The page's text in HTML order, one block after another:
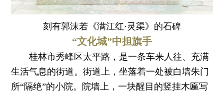
刻有郭沫若《满江红·灵渠》的石碑
“文化城”中担旗手
桂林市秀峰区太平路，是一条车来人往、充满
生活气息的街道。街道上，坐落着一处被白墙朱门
所“隔绝”的小院。院墙上，一块醒目的竖挂木匾写